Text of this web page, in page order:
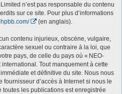
n’est pas responsable du contenu
sur ce site. Pour plus d’informations
(en anglais).
contenu injurieux, obscène, vulgaire,
sexuel ou contraire à la loi, que
pays, de celle du pays où « NEO-
Tout manquement à cette
et définitive du site. Nous nous
fournisseur d’accès à Internet si nous le
toutes les publications est enregistrée